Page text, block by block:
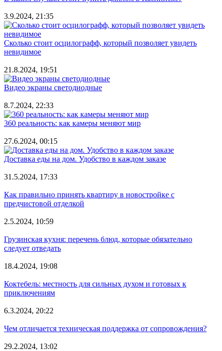
3.9.2024, 21:35
Сколько стоит осцилографф, который позволяет увидеть
невидимое
21.8.2024, 19:51
Видео экраны светодиодные
8.7.2024, 22:33
360 реальность: как камеры меняют мир
27.6.2024, 00:15
Доставка еды на дом. Удобство в каждом заказе
31.5.2024, 17:33
Как правильно принять квартиру в новостройке с
предчистовой отделкой
2.5.2024, 10:59
Грузинская кухня: перечень блюд, которые обязательно
следует отведать
18.4.2024, 19:08
Коктебель: местность для сильных духом и готовых к
приключениям
6.3.2024, 20:22
Чем отличается техническая поддержка от сопровождения?
29.2.2024, 13:02